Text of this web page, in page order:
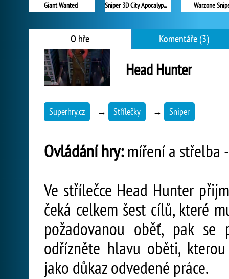
Giant Wanted Sniper 3D City Apocalypse Warzone
O hře Komentáře (3)
Head Hunter
Superhry.cz → Střílečky → Sniper
Ovládání hry:míření a střelba
Ve střílečce Head Hunter
čeká celkem šest cílů, které
požadovanou oběť, pak
odřízněte hlavu oběti,
jako důkaz odvedené práce.